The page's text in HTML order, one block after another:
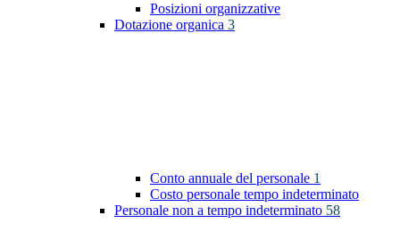
Posizioni organizzative
Dotazione organica 3
Conto annuale del personale 1
Costo personale tempo indeterminato
Personale non a tempo indeterminato 58